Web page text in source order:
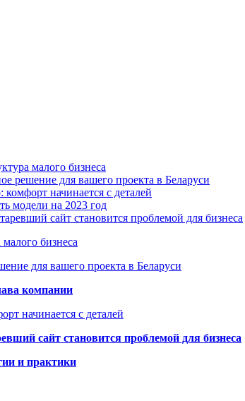
малого бизнеса
решение для вашего проекта в Беларуси
начинается с деталей
модели на 2023 год
сайт становится проблемой для бизнеса
бизнеса
для вашего проекта в Беларуси
компании
начинается с деталей
сайт становится проблемой для бизнеса
и практики